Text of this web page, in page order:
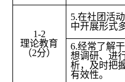
1-2
理论教育
（2分）
5.在社团活
中开展形式
6.经常了解
想调研、进
析，及时把
有效性。